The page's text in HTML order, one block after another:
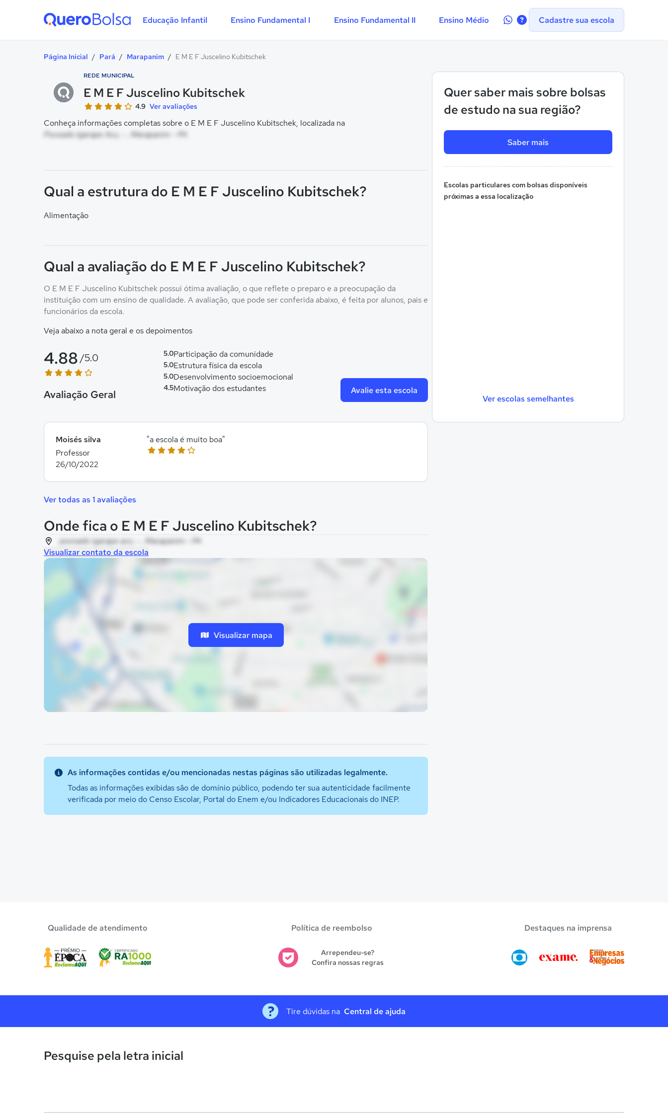
Educação Infantil Ensino Fundamental I Ensino Fundamental II Ensino Médio
Contate-Cadastre sua escola
Página Inicial / Pará / Marapanim / E M E F Juscelino Kubitschek
REDE MUNICIPAL
E M E F Juscelino Kubitschek
4.9 Ver avaliações
Conheça informações completas sobre o E M E F Juscelino Kubitschek, localizada na
Povoado Igarape Acu, - , Marapanim - PA
Quer saber mais sobre bolsas
de estudo na sua região?
Saber mais
Escolas particulares com bolsas disponíveis
próximas a essa localização
Ver escolas semelhantes
Qual a estrutura do E M E F Juscelino Kubitschek?
Alimentação
Qual a avaliação do E M E F Juscelino Kubitschek?
O E M E F Juscelino Kubitschek possui ótima avaliação, o que reflete o preparo e a preocupação da
instituição com um ensino de qualidade. A avaliação, que pode ser conferida abaixo, é feita por alunos, pais e
funcionários da escola.
Veja abaixo a nota geral e os depoimentos
Avaliação Geral
4.88 /5.0 5.0Participação da comunidade
5.0Estrutura física da escola
5.0Desenvolvimento socioemocional
4.5Motivação dos estudantes Avalie esta escola
Moisés silva
Professor
26/10/2022
"a escola é muito boa"
Ver todas as 1 avaliações
Onde fica o E M E F Juscelino Kubitschek?
povoado igarape acu, - , Marapanim - PA
Visualizar contato da escola
Visualizar mapa
As informações contidas e/ou mencionadas nestas páginas são utilizadas legalmente.
Todas as informações exibidas são de domínio público, podendo ter sua autenticidade facilmente
verificada por meio do Censo Escolar, Portal do Enem e/ou Indicadores Educacionais do INEP.
Qualidade de atendimento Política de reembolso
Arrependeu-se?
Confira nossas regras
Destaques na imprensa
Tire dúvidas na Central de ajuda
Pesquise pela letra inicial